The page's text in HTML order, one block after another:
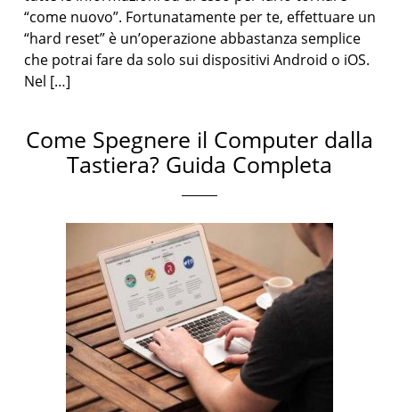
“come nuovo”. Fortunatamente per te, effettuare un
“hard reset” è un’operazione abbastanza semplice
che potrai fare da solo sui dispositivi Android o iOS.
Nel […]
Come Spegnere il Computer dalla
Tastiera? Guida Completa